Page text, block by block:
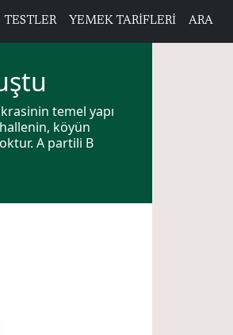
TESTLER YEMEK TARİFLERİ ARA
temel yapı
köyün
A partili B